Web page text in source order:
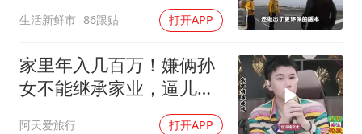
生活新鲜市 86跟贴 打开APP
家里年入几百万！嫌俩孙
女不能继承家业，逼儿媳
生孙子，官官怒怼！
阿天爱旅行 打开APP